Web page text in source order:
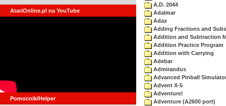
AtariOnline.pl na YouTube
Pomocnik/Helper
A.D. 2044
Adalmar
Adax
Adding Fractions and
Addition and Subtraction
Addition Practice Program
Addition with Carrying
Adebar
Admirandus
Advanced Pinball
Advent X-5
Adventure!
Adventure (A2600 port)